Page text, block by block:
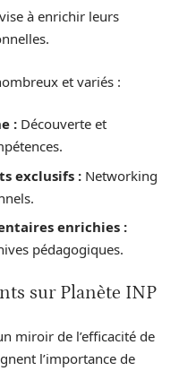
à enrichir leurs
et variés :
: Découverte et
exclusifs : Networking
enrichies :
pédagogiques.
sur Planète INP
miroir de l’efficacité de
l’importance de